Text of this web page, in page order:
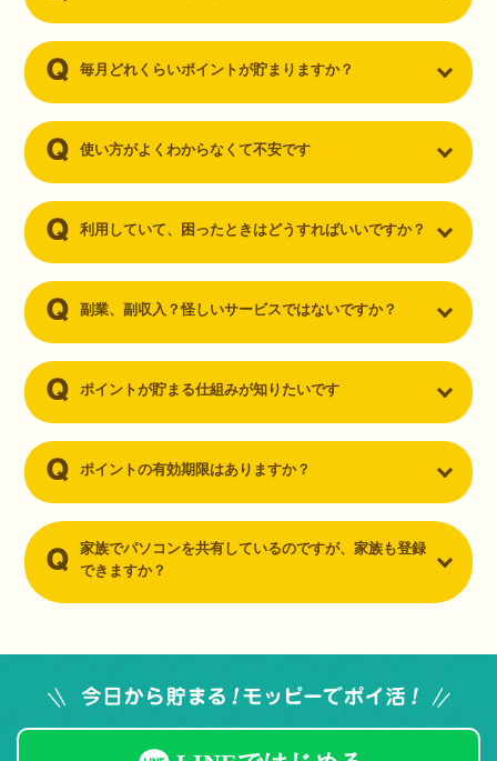
毎月どれくらいポイントが貯まりますか？
使い方がよくわからなくて不安です
利用していて、困ったときはどうすればいいですか？
副業、副収入？怪しいサービスではないですか？
ポイントが貯まる仕組みが知りたいです
ポイントの有効期限はありますか？
家族でパソコンを共有しているのですが、家族も登録
できますか？